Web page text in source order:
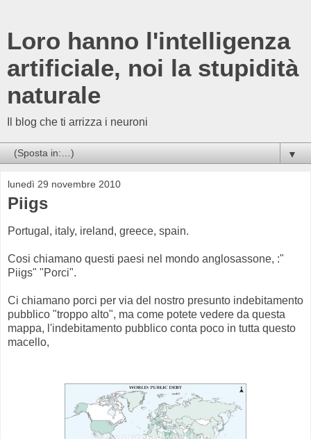
Loro hanno l'intelligenza
artificiale, noi la stupidità
naturale
Il blog che ti arrizza i neuroni
▼
lunedì 29 novembre 2010
Piigs
Portugal, italy, ireland, greece, spain.
Cosi chiamano questi paesi nel mondo anglosassone, :"
Piigs" "Porci".
Ci chiamano porci per via del nostro presunto indebitamento
pubblico "troppo alto", ma come potete vedere da questa
mappa, l'indebitamento pubblico conta poco in tutta questo
macello,